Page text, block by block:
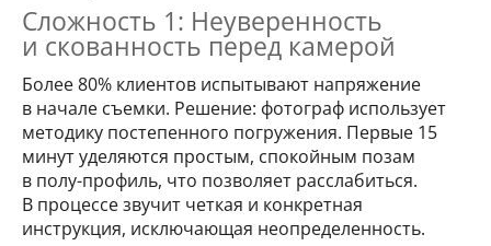
Сложность 1: Неуверенность
и скованность перед камерой
Более 80% клиентов испытывают напряжение
в начале съемки. Решение: фотограф использует
методику постепенного погружения. Первые 15
минут уделяются простым, спокойным позам
в полу-профиль, что позволяет расслабиться.
В процессе звучит четкая и конкретная
инструкция, исключающая неопределенность.